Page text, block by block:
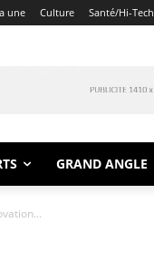
une Culture Santé/Hi-Tech
GRAND ANGLE